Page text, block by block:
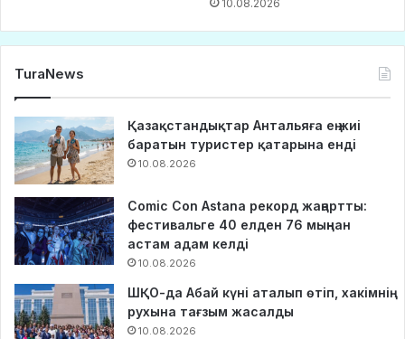
10.08.2026
TuraNews
Қазақстандықтар Антальяға ең жиі
баратын туристер қатарына енді
10.08.2026
Comic Con Astana рекорд жаңартты:
фестивальге 40 елден 76 мыңнан
астам адам келді
10.08.2026
ШҚО-да Абай күні аталып өтіп, хакімнің
рухына тағзым жасалды
10.08.2026